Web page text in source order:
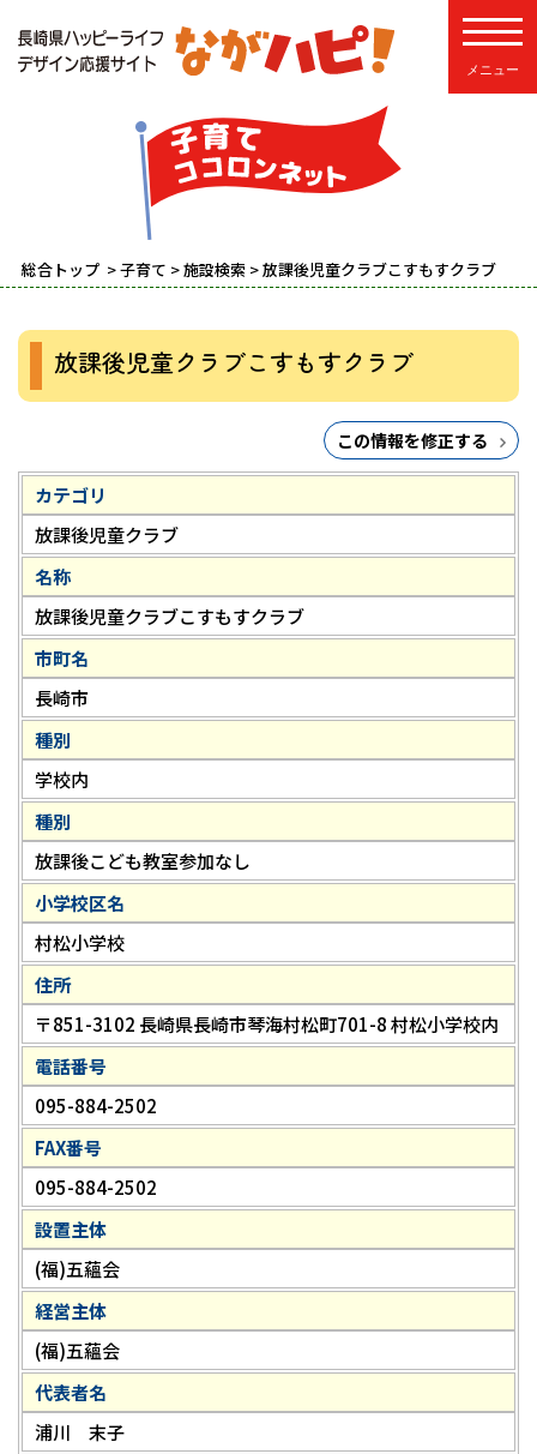
総合トップ >子育て >施設検索 > 放課後児童クラブこすもすクラブ
放課後児童クラブこすもすクラブ
この情報を修正する
カテゴリ
放課後児童クラブ
名称
放課後児童クラブこすもすクラブ
市町名
長崎市
種別
学校内
種別
放課後こども教室参加なし
小学校区名
村松小学校
住所
〒851-3102 長崎県長崎市琴海村松町701-8 村松小学校内
電話番号
095-884-2502
FAX番号
095-884-2502
設置主体
(福)五蘊会
経営主体
(福)五蘊会
代表者名
浦川 末子